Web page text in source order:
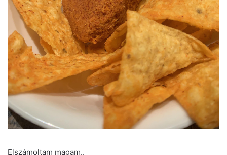
Elszámoltam magam..